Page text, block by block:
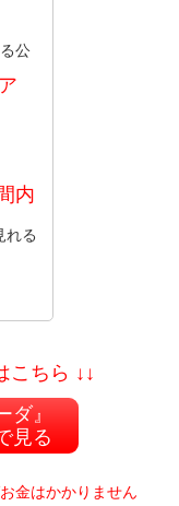
公
内
れる
こちら ↓↓
ダ』
見る
金はかかりません